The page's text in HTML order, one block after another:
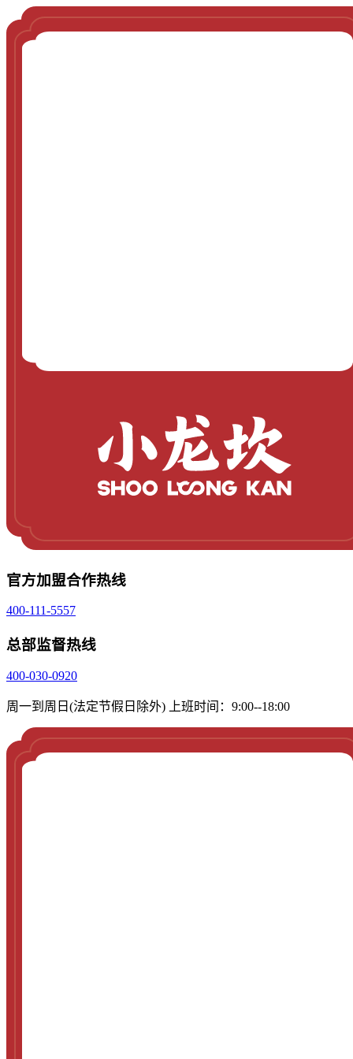
官方加盟合作热线
400-111-5557
总部监督热线
400-030-0920
周一到周日(法定节假日除外) 上班时间：9:00--18:00